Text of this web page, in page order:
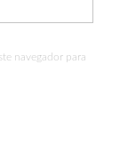
navegador para